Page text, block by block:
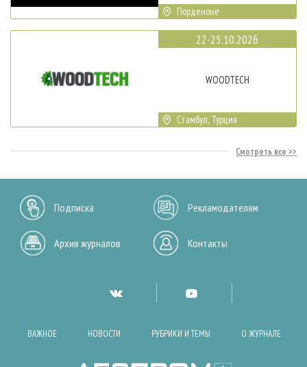
Порденоне
22-25.10.2026
WOODTECH
Стамбул, Турция
Смотреть все
Подписка Рекламодателям
Архив журналов Контакты
ВАЖНОЕ НОВОСТИ РУБРИКИ И ТЕМЫ О ЖУРНАЛЕ